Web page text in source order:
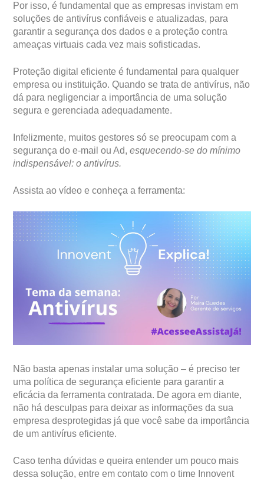
Por isso, é fundamental que as empresas invistam em
soluções de antivírus confiáveis e atualizadas, para
garantir a segurança dos dados e a proteção contra
ameaças virtuais cada vez mais sofisticadas.
Proteção digital eficiente é fundamental para qualquer
empresa ou instituição. Quando se trata de antivírus, não
dá para negligenciar a importância de uma solução
segura e gerenciada adequadamente.
Infelizmente, muitos gestores só se preocupam com a
segurança do e-mail ou Ad,esquecendo-se do mínimo
indispensável: o antivírus.
Assista ao vídeo e conheça a ferramenta:
Não basta apenas instalar uma solução – é preciso ter
uma política de segurança eficiente para garantir a
eficácia da ferramenta contratada. De agora em diante,
não há desculpas para deixar as informações da sua
empresa desprotegidas já que você sabe da importância
de um antivírus eficiente.
Caso tenha dúvidas e queira entender um pouco mais
dessa solução, entre em contato com o time Innovent